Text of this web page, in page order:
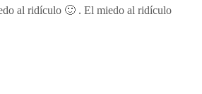
al ridículo 🙂 . El miedo al ridículo